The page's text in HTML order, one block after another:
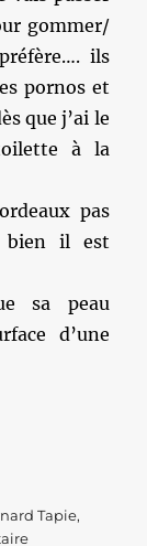
gommer/
ils
pornos et
que j’ai le
à la
pas
bien il est
sa peau
d’une
Tapie,
sur